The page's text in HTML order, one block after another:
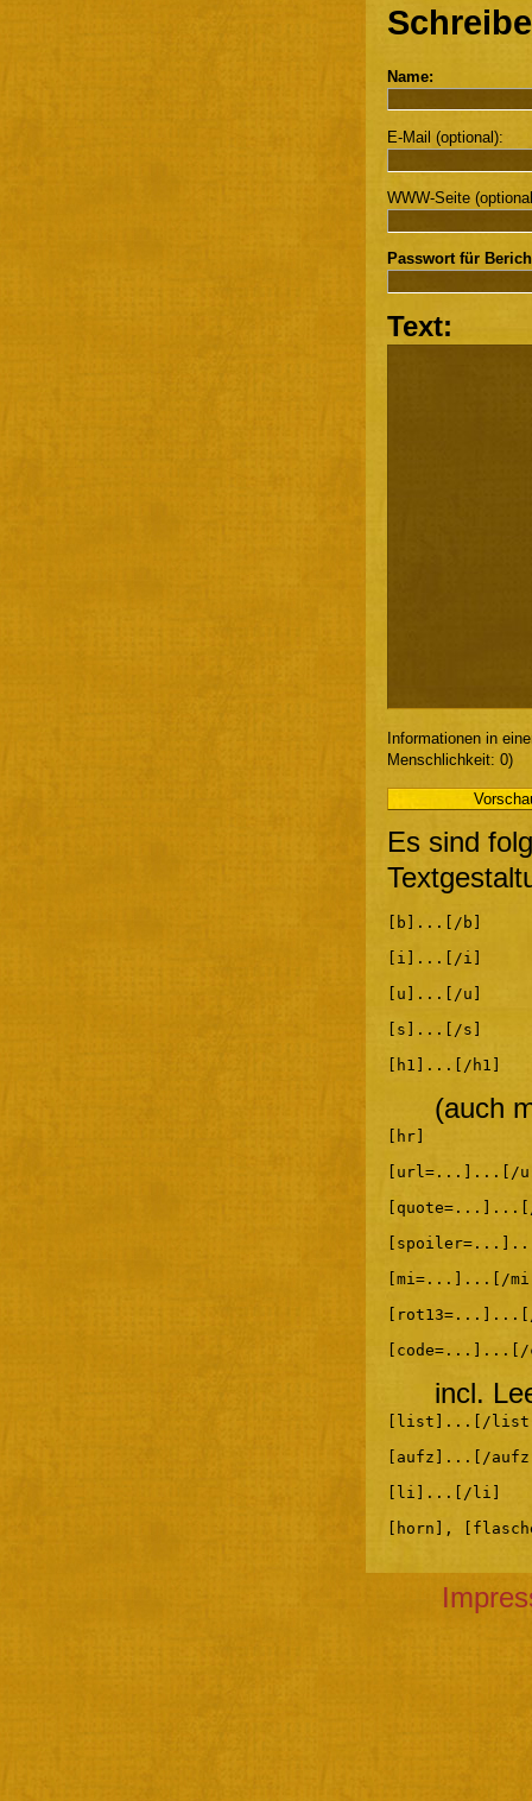
Name:
E-Mail (optional):
WWW-Seite
Passwort für
Text:
Informationen in
Menschlichkeit: 0)
Es sind
[b]...[/b]
[i]...[/i]
[u]...[/u]
[s]...[/s]
[h1]...[/h1]
(auch
[hr]
[url=...]...[/
[mi=...]...[/
[code=...]...[/
incl.
[list]...[/
[aufz]...[/
[li]...[/li]
[horn],